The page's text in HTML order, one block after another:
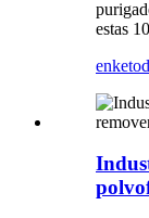
estas
enketo